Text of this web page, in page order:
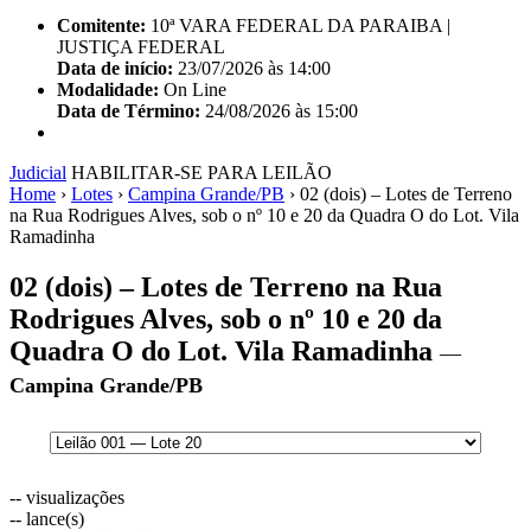
Comitente: 10ª VARA FEDERAL DA PARAIBA |
JUSTIÇA FEDERAL
Data de início: 23/07/2026 às 14:00
Modalidade: On Line
Data de Término: 24/08/2026 às 15:00
Judicial HABILITAR-SE PARA LEILÃO
Home › Lotes › Campina Grande/PB › 02 (dois) – Lotes de Terreno
na Rua Rodrigues Alves, sob o nº 10 e 20 da Quadra O do Lot. Vila
Ramadinha
02 (dois) – Lotes de Terreno na Rua
Rodrigues Alves, sob o nº 10 e 20 da
Quadra O do Lot. Vila Ramadinha—
Campina Grande/PB
-- visualizações
-- lance(s)